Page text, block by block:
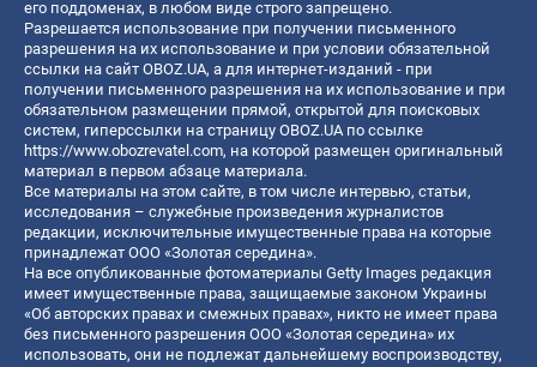
его поддоменах, в любом виде строго запрещено.
Разрешается использование при получении письменного
разрешения на их использование и при условии обязательной
ссылки на сайт OBOZ.UA, а для интернет-изданий - при
получении письменного разрешения на их использование и при
обязательном размещении прямой, открытой для поисковых
систем, гиперссылки на страницу OBOZ.UA по ссылке
https://www.obozrevatel.com, на которой размещен оригинальный
материал в первом абзаце материала.
Все материалы на этом сайте, в том числе интервью, статьи,
исследования – служебные произведения журналистов
редакции, исключительные имущественные права на которые
принадлежат ООО «Золотая середина».
На все опубликованные фотоматериалы Getty Images редакция
имеет имущественные права, защищаемые законом Украины
«Об авторских правах и смежных правах», никто не имеет права
без письменного разрешения ООО «Золотая середина» их
использовать, они не подлежат дальнейшему воспроизводству,